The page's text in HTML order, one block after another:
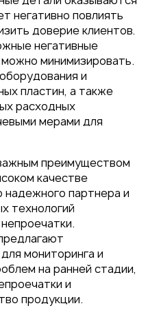
негативно повлиять
доверие клиентов.
негативные
минимизировать.
и
пластин, а также
расходных
мерами для
преимуществом
качестве
надежного партнера и
технологий
мониторинга и
на ранней стадии,
и
продукции.